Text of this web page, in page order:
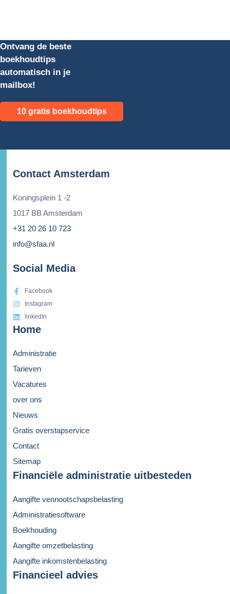
Ontvang de beste
boekhoudtips
automatisch in je
mailbox!
10 gratis boekhoudtips
Contact Amsterdam
Koningsplein 1 -2
1017 BB Amsterdam
+31 20 26 10 723
info@sfaa.nl
Social Media
Facebook
Instagram
linkedIn
Home
Administratie
Tarieven
Vacatures
over ons
Nieuws
Gratis overstapservice
Contact
Sitemap
Financiële administratie uitbesteden
Aangifte vennootschapsbelasting
Administratiesoftware
Boekhouding
Aangifte omzetbelasting
Aangifte inkomstenbelasting
Financieel advies